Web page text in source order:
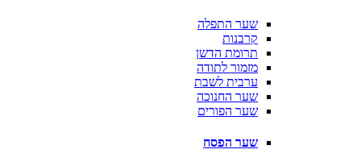
שער התפלה
קרבנות
תרומת הדשן
מזמור לתודה
ערבית לשבת
שער החנוכה
שער הפורים
שער הפסח